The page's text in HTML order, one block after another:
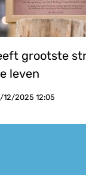
grootste
leven
12/2025 12:05